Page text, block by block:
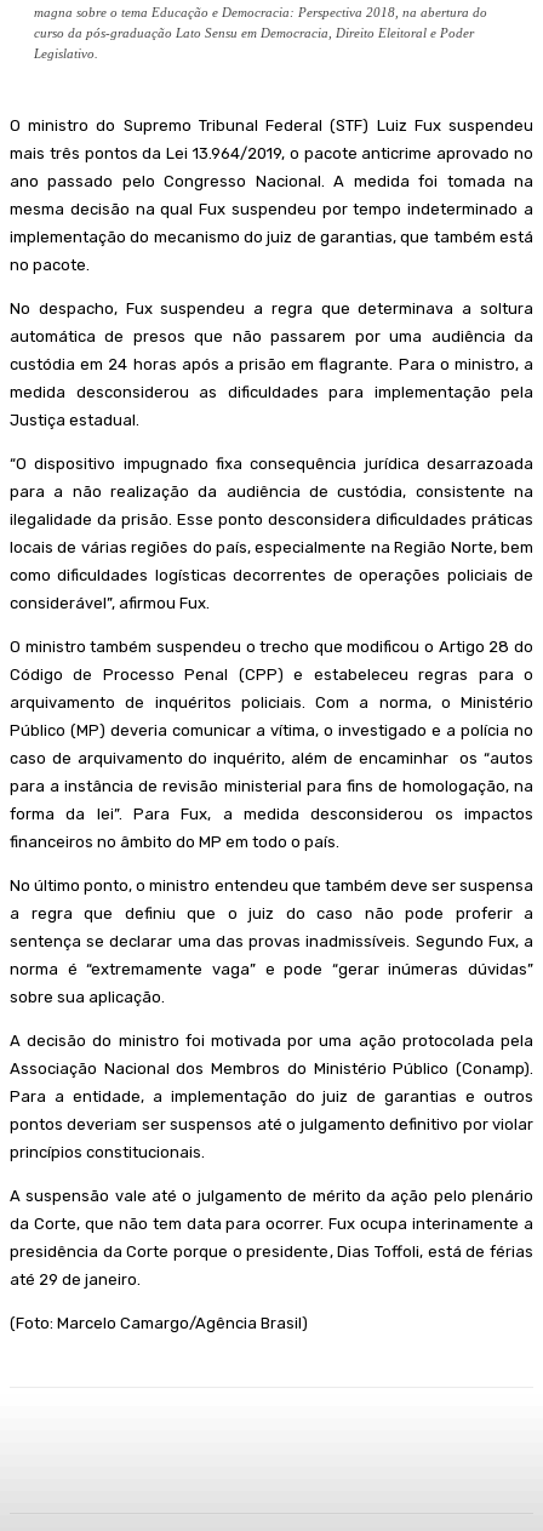
magna sobre o tema Educação e Democracia: Perspectiva 2018, na abertura do
curso da pós-graduação Lato Sensu em Democracia, Direito Eleitoral e Poder
Legislativo.
O ministro do Supremo Tribunal Federal (STF) Luiz Fux suspendeu
mais três pontos da Lei 13.964/2019, o pacote anticrime aprovado no
ano passado pelo Congresso Nacional. A medida foi tomada na
mesma decisão na qual Fux suspendeu por tempo indeterminado a
implementação do mecanismo do juiz de garantias, que também está
no pacote.
No despacho, Fux suspendeu a regra que determinava a soltura
automática de presos que não passarem por uma audiência da
custódia em 24 horas após a prisão em flagrante. Para o ministro, a
medida desconsiderou as dificuldades para implementação pela
Justiça estadual.
“O dispositivo impugnado fixa consequência jurídica desarrazoada
para a não realização da audiência de custódia, consistente na
ilegalidade da prisão. Esse ponto desconsidera dificuldades práticas
locais de várias regiões do país, especialmente na Região Norte, bem
como dificuldades logísticas decorrentes de operações policiais de
considerável”, afirmou Fux.
O ministro também suspendeu o trecho que modificou o Artigo 28 do
Código de Processo Penal (CPP) e estabeleceu regras para o
arquivamento de inquéritos policiais. Com a norma, o Ministério
Público (MP) deveria comunicar a vítima, o investigado e a polícia no
caso de arquivamento do inquérito, além de encaminhar os “autos
para a instância de revisão ministerial para fins de homologação, na
forma da lei”. Para Fux, a medida desconsiderou os impactos
financeiros no âmbito do MP em todo o país.
No último ponto, o ministro entendeu que também deve ser suspensa
a regra que definiu que o juiz do caso não pode proferir a
sentença se declarar uma das provas inadmissíveis. Segundo Fux, a
norma é “extremamente vaga” e pode “gerar inúmeras dúvidas”
sobre sua aplicação.
A decisão do ministro foi motivada por uma ação protocolada pela
Associação Nacional dos Membros do Ministério Público (Conamp).
Para a entidade, a implementação do juiz de garantias e outros
pontos deveriam ser suspensos até o julgamento definitivo por violar
princípios constitucionais.
A suspensão vale até o julgamento de mérito da ação pelo plenário
da Corte, que não tem data para ocorrer. Fux ocupa interinamente a
presidência da Corte porque o presidente, Dias Toffoli, está de férias
até 29 de janeiro.
(Foto: Marcelo Camargo/Agência Brasil)